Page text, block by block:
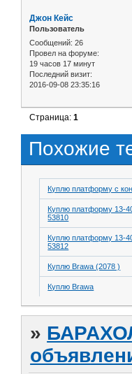
Джон Кейс
Пользователь
Сообщений: 26
Провел на форуме:
19 часов 17 минут
Последний визит:
2016-09-08 23:35:16
Страница:1
Похожие
Куплю платформу с
Куплю платформу 13-
53810
Куплю платформу 13-
53812
Куплю Brawa (2078 )
Куплю Brawa
»